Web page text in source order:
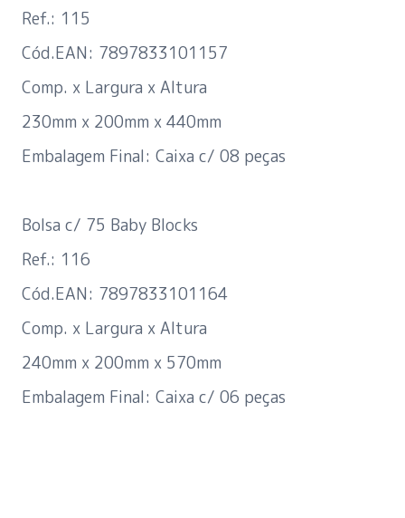
Ref.: 115
Cód.EAN: 7897833101157
Comp. x Largura x Altura
230mm x 200mm x 440mm
Embalagem Final: Caixa c/ 08 peças
Bolsa c/ 75 Baby Blocks
Ref.: 116
Cód.EAN: 7897833101164
Comp. x Largura x Altura
240mm x 200mm x 570mm
Embalagem Final: Caixa c/ 06 peças